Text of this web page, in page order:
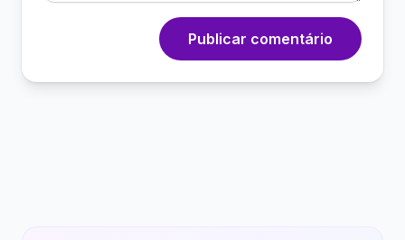
Publicar comentário